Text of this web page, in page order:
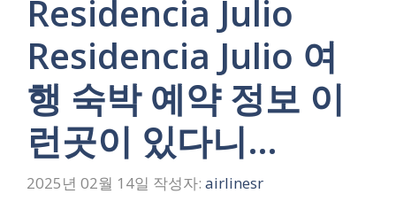
Residencia Julio
Residencia Julio 여
행 숙박 예약 정보 이
런곳이 있다니…
2025년 02월 14일 작성자: airlinesr